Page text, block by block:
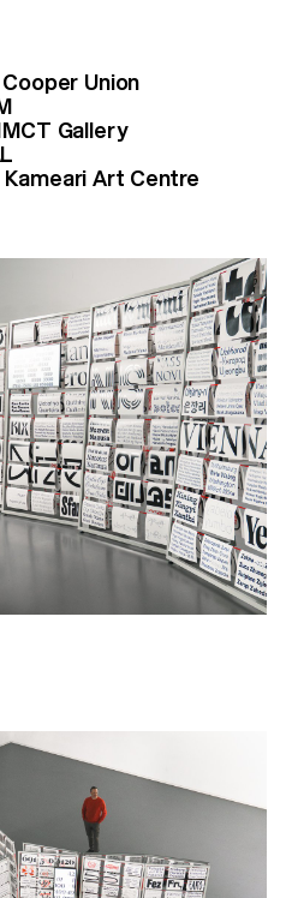
Union
Gallery
Kameari Art Centre